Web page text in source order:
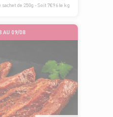
sachet de 250g - Soit 7€96 le kg
AU 09/08